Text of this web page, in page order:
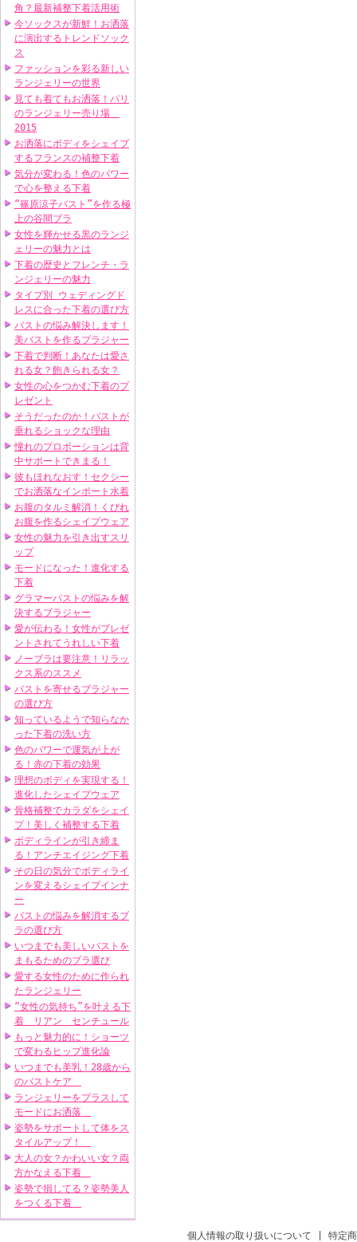
角？最新補整下着活用術
今ソックスが新鮮！お洒落
に演出するトレンドソック
ス
ファッションを彩る新しい
ランジェリーの世界
見ても着てもお洒落！パリ
のランジェリー売り場
2015
お洒落にボディをシェイプ
するフランスの補整下着
気分が変わる！色のパワー
で心を整える下着
“篠原涼子バスト”を作る極
上の谷間ブラ
女性を輝かせる黒のランジ
ェリーの魅力とは
下着の歴史とフレンチ・ラ
ンジェリーの魅力
タイプ別 ウェディングド
レスに合った下着の選び方
バストの悩み解決します！
美バストを作るブラジャー
下着で判断！あなたは愛さ
れる女？飽きられる女？
女性の心をつかむ下着のプ
レゼント
そうだったのか！バストが
垂れるショックな理由
憧れのプロポーションは背
中サポートできまる！
彼もほれなおす！セクシー
でお洒落なインポート水着
お腹のタルミ解消！くびれ
お腹を作るシェイプウェア
女性の魅力を引き出すスリ
ップ
モードになった！進化する
下着
グラマーバストの悩みを解
決するブラジャー
愛が伝わる！女性がプレゼ
ントされてうれしい下着
ノーブラは要注意！リラッ
クス系のススメ
バストを寄せるブラジャー
の選び方
知っているようで知らなか
った下着の洗い方
色のパワーで運気が上が
る！赤の下着の効果
理想のボディを実現する！
進化したシェイプウェア
骨格補整でカラダをシェイ
プ！美しく補整する下着
ボディラインが引き締ま
る！アンチエイジング下着
その日の気分でボディライ
ンを変えるシェイプインナ
ー
バストの悩みを解消するブ
ラの選び方
いつまでも美しいバストを
まもるためのブラ選び
愛する女性のために作られ
たランジェリー
“女性の気持ち”を叶える下
着 リアン センチュール
もっと魅力的に！ショーツ
で変わるヒップ進化論
いつまでも美乳！28歳から
のバストケア
ランジェリーをプラスして
モードにお洒落
姿勢をサポートして体をス
タイルアップ！
大人の女？かわいい女？両
方かなえる下着
姿勢で損してる？姿勢美人
をつくる下着
個人情報の取り扱いについて
特定